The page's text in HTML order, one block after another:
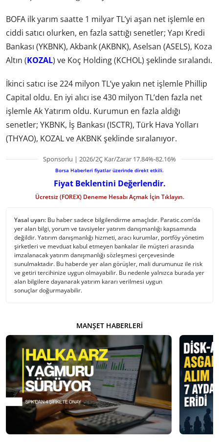
BOFA ilk yarım saatte 1 milyar TL’yi aşan net işlemle en
ciddi satıcı olurken, en fazla sattığı senetler; Yapı Kredi
Bankası (YKBNK), Akbank (AKBNK), Aselsan (ASELS), Koza
Altın (KOZAL) ve Koç Holding (KCHOL) şeklinde sıralandı.
İkinci satıcı ise 224 milyon TL’ye yakın net işlemle Phillip
Capital oldu. En iyi alıcı ise 430 milyon TL’den fazla net
işlemle Ak Yatırım oldu. Kurumun en fazla aldığı
senetler; YKBNK, İş Bankası (ISCTR), Türk Hava Yolları
(THYAO), KOZAL ve AKBNK şeklinde sıralanıyor.
Sponsorlu | 2026/2Ç Kar/Zarar 17.84%-82.16%
Borsa Haberleri fiyatlar üzerinde direkt etkili.
Fiyat Beklentini Değerlendir.
Ücretsiz (FOREX) Deneme Hesabı Açmak İçin Tıklayın.
Yasal uyarı: Bu haber sadece bilgilendirme amaçlıdır. Paratic.com’da
yer alan bilgi, yorum ve tavsiyeler yatırım danışmanlığı kapsamında
değildir. Yatırım danışmanlığı hizmeti, aracı kurumlar, portföy yönetim
şirketleri ve mevduat kabul etmeyen bankalar ile müşteri arasında
imzalanacak yatırım danışmanlığı sözleşmesi çerçevesinde
sunulmaktadır. Bu haberde yer alan görüşler, mali durumunuz ile risk
ve getiri tercihinize uygun olmayabilir. Bu nedenle yalnızca burada yer
alan bilgilere dayanarak yatırım kararı verilmesi uygun
sonuçlar doğurmayabilir.
MANŞET HABERLERI